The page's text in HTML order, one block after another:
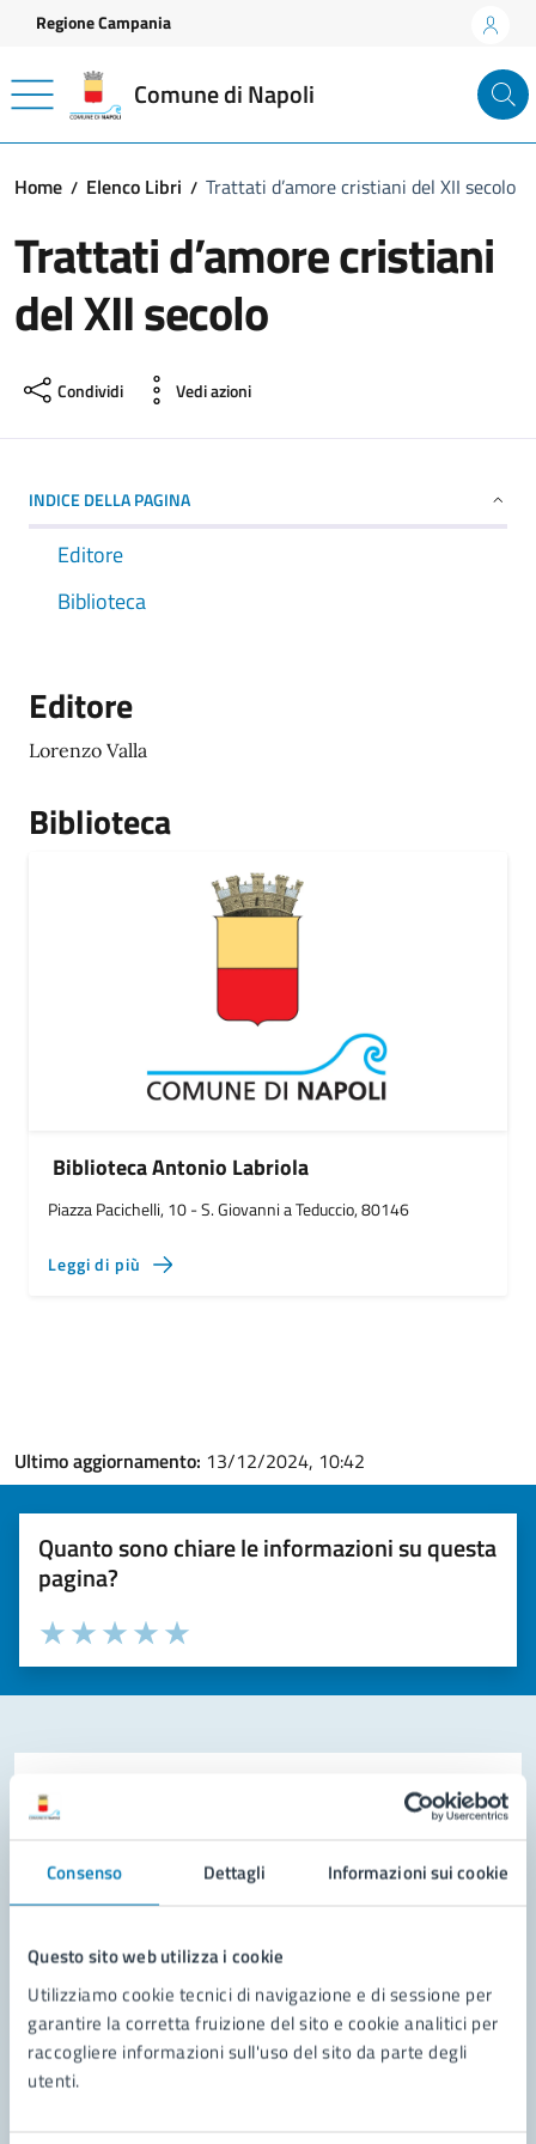
Consenso Dettagli Informazioni sui cookie
Questo sito web utilizza i cookie
Utilizziamo cookie tecnici di navigazione e di sessione per
garantire la corretta fruizione del sito e cookie analitici per
raccogliere informazioni sull'uso del sito da parte degli
utenti.
Vai ai contenuti
Vai al footer
Regione Campania
Comune di Napoli
Home Elenco Libri Trattati d’amore cristiani del XII secolo
Trattati d’amore cristiani
del XII secolo
Condividi Vedi azioni
INDICE DELLA PAGINA
Editore
Biblioteca
Editore
Lorenzo Valla
Biblioteca
Biblioteca Antonio Labriola
Piazza Pacichelli, 10 - S. Giovanni a Teduccio, 80146
Leggi di più
Ultimo aggiornamento: 13/12/2024, 10:42
Quanto sono chiare le informazioni su questa
pagina?
Valuta la chiarezza delle informazioni (da 1 a 5 stelle)
Seleziona il numero di stelle per valutare la chiarezza delle
Valuta 5 stelle su 5
Valuta 4 stelle su 5
Valuta 3 stelle su 5
Valuta 2 stelle su 5
Valuta 1 stelle su 5
Contatta il comune
Prenota appuntamento
Problemi in città
Segnala disservizio